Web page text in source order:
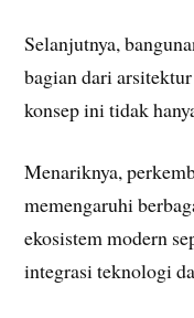
Selanjutnya,
bagian dari
konsep ini tidak
Menariknya,
memengaruhi
ekosistem modern
integrasi teknologi